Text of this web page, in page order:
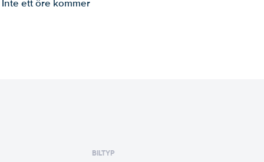
ett öre kommer
BILTYP